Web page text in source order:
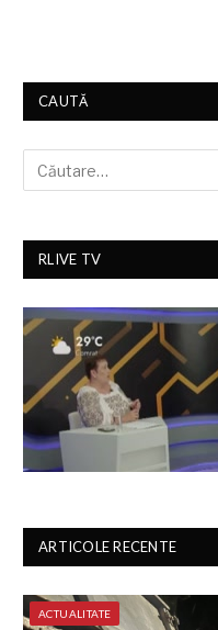
CAUTĂ
RLIVE TV
ARTICOLE RECENTE
ACTUALITATE